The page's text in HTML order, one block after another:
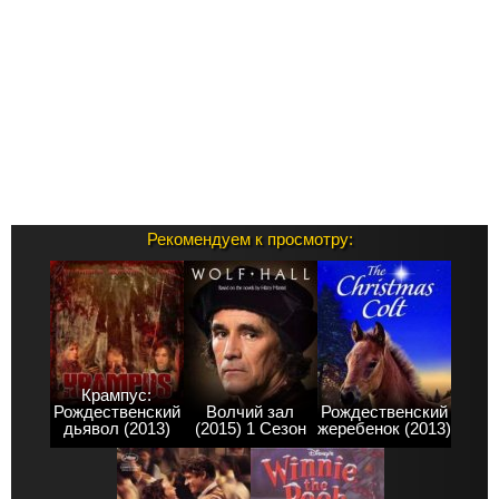
Рекомендуем к просмотру:
Крампус:
Рождественский
дьявол (2013)
Волчий зал
(2015) 1 Сезон
Рождественский
жеребенок (2013)